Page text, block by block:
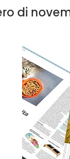
di